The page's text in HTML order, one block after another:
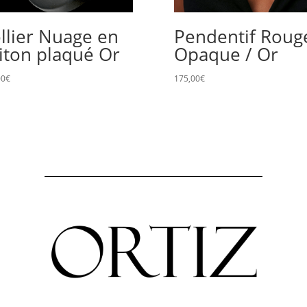
Nuage en
plaqué Or
€
Pendentif
Opaque / Or
175,00€